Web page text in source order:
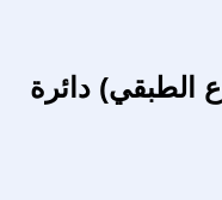
الطبقي) دائرة